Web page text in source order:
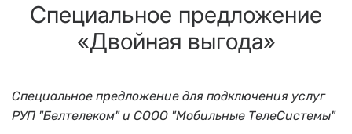
Специальное предложение
«Двойная выгода»
Специальное предложение для подключения услуг
РУП "Белтелеком" и СООО "Мобильные ТелеСистемы"